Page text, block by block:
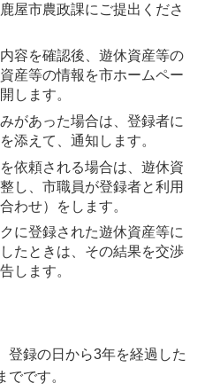
屋市農政課にご提出くださ
容を確認後、遊休資産等の
産等の情報を市ホームペー
します。
があった場合は、登録者に
添えて、通知します。
依頼される場合は、遊休資
し、市職員が登録者と利用
わせ）をします。
に登録された遊休資産等に
たときは、その結果を交渉
します。
登録の日から3年を経過した
でです。